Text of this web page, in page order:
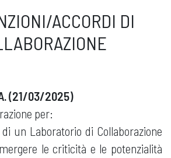
ACCORDI DI
(21/03/2025)
per:
un Laboratorio di Collaborazione
le criticità e le potenzialità